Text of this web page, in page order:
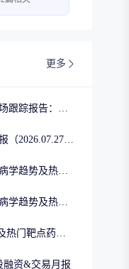
更多
2026年中国生物创新药市场跟踪报告：司美格鲁肽2025年四季度市场回顾
摩熵咨询医药行业观察周报（2026.07.27-2026.08.02）
2026年非小细胞肺癌流行病学趋势及热门靶点药物市场表现洞察
2026年多发性骨髓瘤流行病学趋势及热门靶点药物市场表现洞察
2026年HIV流行病学趋势及热门靶点药物市场表现洞察
融资&交易月报